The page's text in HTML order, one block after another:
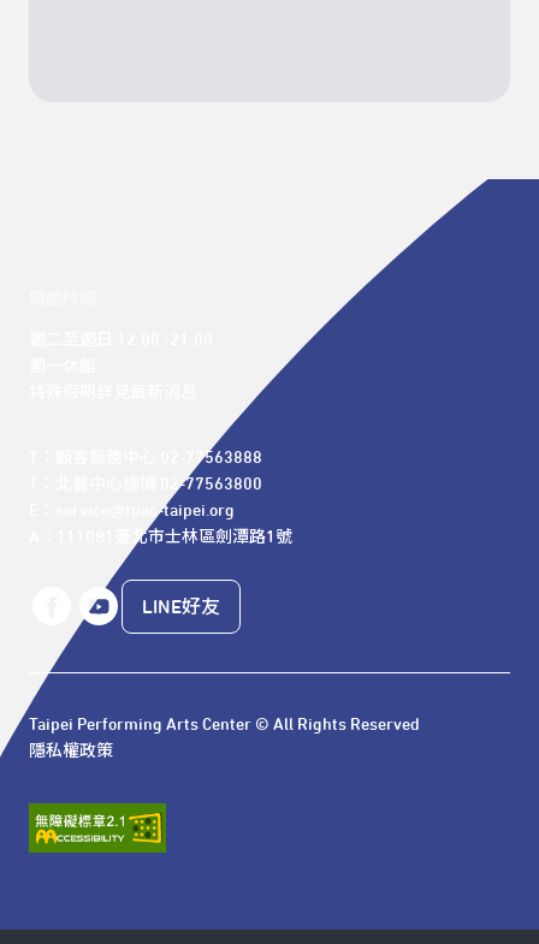
T：顧客服務中心 02-77563888
T：北藝中心總機 02-77563800
E：service@tpac-taipei.org
A：111081臺北市士林區劍潭路1號
LINE好友
Taipei Performing Arts Center © All Rights Reserved
隱私權政策